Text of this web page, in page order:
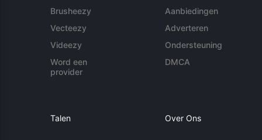
Brusheezy
Vecteezy
Videezy
Word een
provider
Aanbiedingen
Adverteren
Ondersteuning
DMCA
Talen Over Ons